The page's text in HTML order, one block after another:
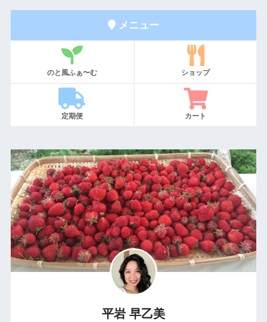
メニュー
のと風ふぁ〜む ショップ
定期便 カート
平岩 早乙美